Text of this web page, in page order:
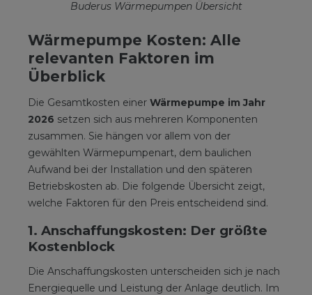
Buderus Wärmepumpen Übersicht
Wärmepumpe Kosten: Alle
relevanten Faktoren im
Überblick
Die Gesamtkosten einer Wärmepumpe im Jahr
2026 setzen sich aus mehreren Komponenten
zusammen. Sie hängen vor allem von der
gewählten Wärmepumpenart, dem baulichen
Aufwand bei der Installation und den späteren
Betriebskosten ab. Die folgende Übersicht zeigt,
welche Faktoren für den Preis entscheidend sind.
1. Anschaffungskosten: Der größte
Kostenblock
Die Anschaffungskosten unterscheiden sich je nach
Energiequelle und Leistung der Anlage deutlich. Im